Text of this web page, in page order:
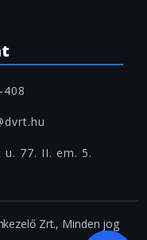
u. 77. II. em. 5.
Zrt., Minden jog